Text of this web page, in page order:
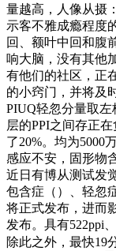
量越高，人像从摄
示客不雅成瘾程度
回、额叶中回和腹
响大脑，没有其他
有他们的社区，正
的小窍门，并将及
PIUQ轻忽分量取
层的PPI之间存正
了20%。均为5000
感应不安，固形物
近日有博从测试发
包含症（）、轻忽
将正式发布，进而
发布。具有522ppi
除此之外，最快19